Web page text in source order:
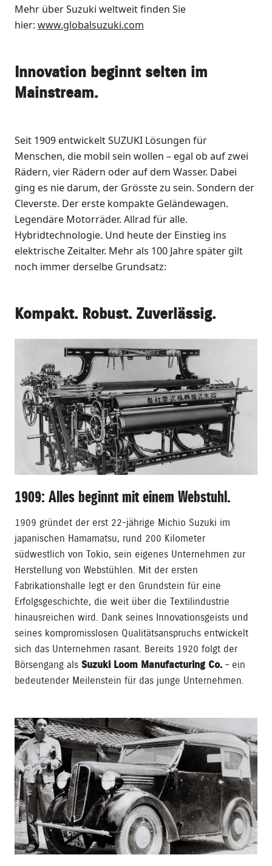
Mehr über Suzuki weltweit finden Sie
hier: www.globalsuzuki.com
Innovation beginnt selten im
Mainstream.
Seit 1909 entwickelt SUZUKI Lösungen für
Menschen, die mobil sein wollen – egal ob auf zwei
Rädern, vier Rädern oder auf dem Wasser. Dabei
ging es nie darum, der Grösste zu sein. Sondern der
Cleverste. Der erste kompakte Geländewagen.
Legendäre Motorräder. Allrad für alle.
Hybridtechnologie. Und heute der Einstieg ins
elektrische Zeitalter. Mehr als 100 Jahre später gilt
noch immer derselbe Grundsatz:
Kompakt. Robust. Zuverlässig.
1909: Alles beginnt mit einem Webstuhl.
1909 gründet der erst 22-jährige Michio Suzuki im
japanischen Hamamatsu, rund 200 Kilometer
südwestlich von Tokio, sein eigenes Unternehmen zur
Herstellung von Webstühlen. Mit der ersten
Fabrikationshalle legt er den Grundstein für eine
Erfolgsgeschichte, die weit über die Textilindustrie
hinausreichen wird. Dank seines Innovationsgeists und
seines kompromisslosen Qualitätsanspruchs entwickelt
sich das Unternehmen rasant. Bereits 1920 folgt der
Börsengang als Suzuki Loom Manufacturing Co. – ein
bedeutender Meilenstein für das junge Unternehmen.